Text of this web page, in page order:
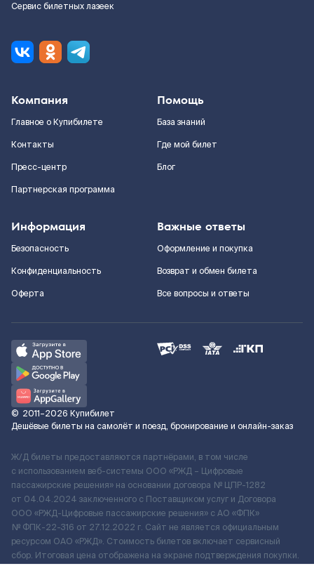
Сервис билетных лазеек
Компания
Главное о Купибилете
Контакты
Пресс-центр
Партнерская программа
Помощь
База знаний
Где мой билет
Блог
Информация
Безопасность
Конфиденциальность
Оферта
Важные ответы
Оформление и покупка
Возврат и обмен билета
Все вопросы и ответы
© 2011–2026 Купибилет
Дешёвые билеты на самолёт и поезд, бронирование и онлайн-заказ
Ж/Д билеты предоставляются партнёрами, в том числе
с использованием веб-системы ООО «РЖД – Цифровые
пассажирские решения» на основании договора № ЦПР-1282
от 04.04.2024 заключенного с Поставщиком услуг и Договора
ООО «РЖД-Цифровые пассажирские решения» c АО «ФПК»
№ ФПК-22-316 от 27.12.2022 г. Сайт не является официальным
ресурсом ОАО «РЖД». Стоимость билетов включает сервисный
сбор. Итоговая цена отображена на экране подтверждения покупки.